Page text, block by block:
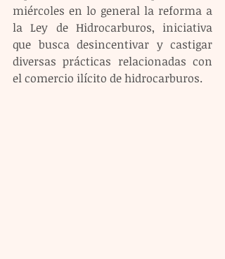
miércoles en lo general la reforma a
la Ley de Hidrocarburos, iniciativa
que busca desincentivar y castigar
diversas prácticas relacionadas con
el comercio ilícito de hidrocarburos.